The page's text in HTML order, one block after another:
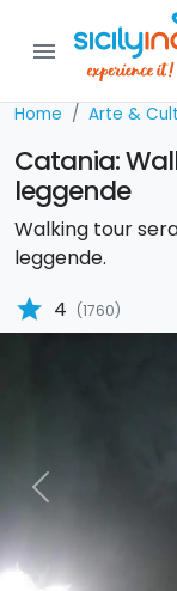
menu
Home Arte &
Catania:
leggende
Walking tour
leggende.
star 4 (1760)
Previous